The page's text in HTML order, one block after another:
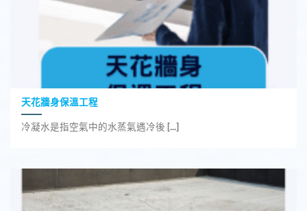
天花牆身保溫工程
冷凝水是指空氣中的水蒸氣遇冷後 [...]